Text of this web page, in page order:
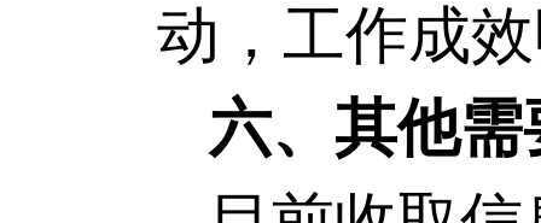
动，工作成
六、其他